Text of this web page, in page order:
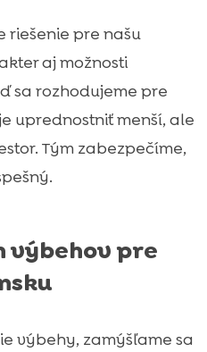
riešenie pre našu
aj možnosti
sa rozhodujeme pre
uprednostniť menší, ale
Tým zabezpečíme,
výbehov pre
výbehy, zamýšľame sa